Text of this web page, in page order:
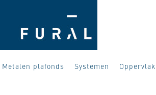
Metalen plafonds Systemen